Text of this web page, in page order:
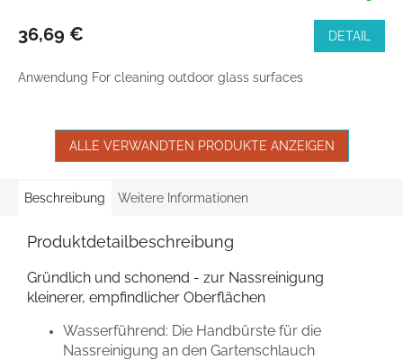
36,69 € DETAIL
Anwendung For cleaning outdoor glass surfaces
ALLE VERWANDTEN PRODUKTE ANZEIGEN
Beschreibung Weitere Informationen
Produktdetailbeschreibung
Gründlich und schonend - zur Nassreinigung
kleinerer, empfindlicher Oberflächen
Wasserführend: Die Handbürste für die
Nassreinigung an den Gartenschlauch